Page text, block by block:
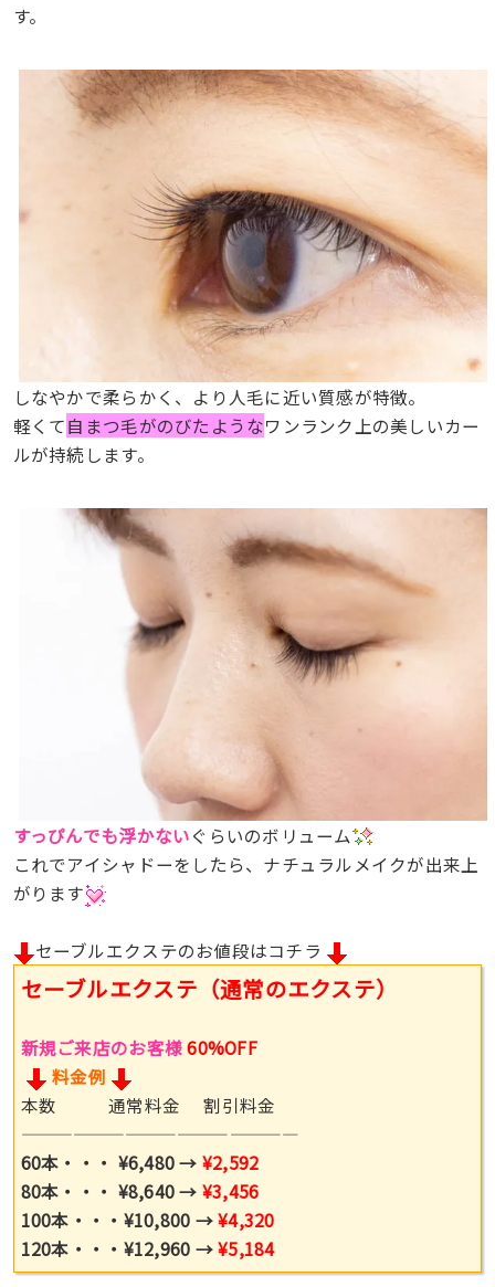
す。
しなやかで柔らかく、より人毛に近い質感が特徴。
軽くて自まつ毛がのびたようなワンランク上の美しいカー
ルが持続します。
すっぴんでも浮かないぐらいのボリューム
これでアイシャドーをしたら、ナチュラルメイクが出来上
がります
セーブルエクステのお値段はコチラ
セーブルエクステ（通常のエクステ）
新規ご来店のお客様60%OFF
料金例
本数 通常料金 割引料金
————————————————
60本・・・ ¥6,480 → ¥2,592
80本・・・ ¥8,640 → ¥3,456
100本・・・¥10,800 →¥4,320
120本・・・¥12,960 →¥5,184